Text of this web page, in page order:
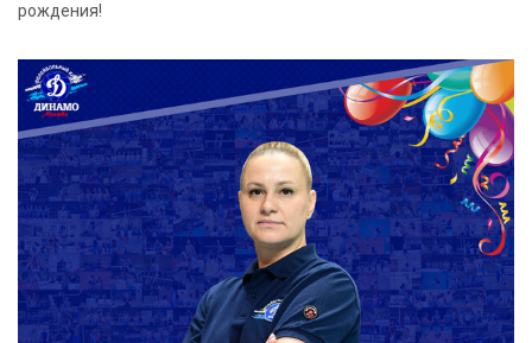
рождения!